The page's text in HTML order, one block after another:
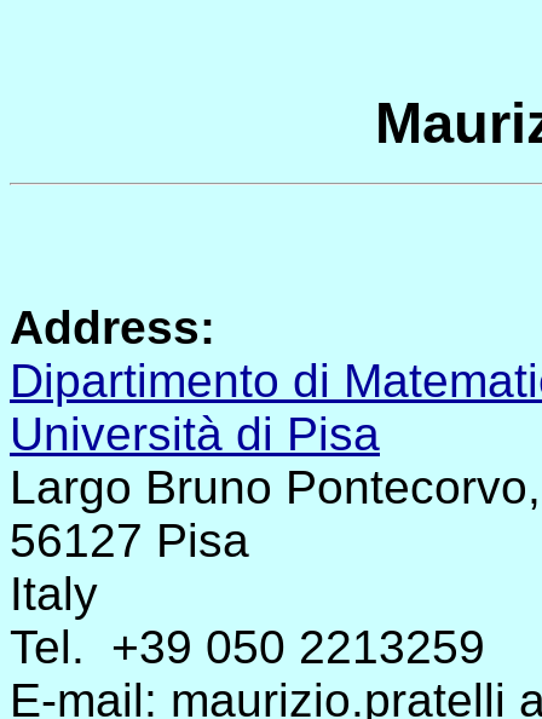
Address:
Dipartimento di
Università di Pisa
Largo Bruno
56127 Pisa
Italy
Tel. +39 050 2213259
E-mail: maurizio.pratelli